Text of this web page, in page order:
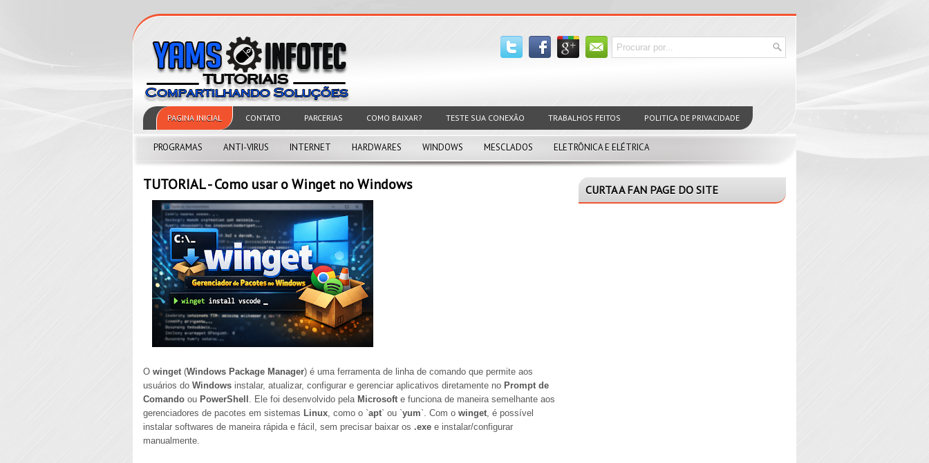
PAGINA INICIAL CONTATO PARCERIAS COMO BAIXAR? TESTE SUA CONEXÃO TRABALHOS FEITOS POLITICA DE PRIVACIDADE
PROGRAMAS ANTI-VIRUS INTERNET HARDWARES WINDOWS MESCLADOS ELETRÔNICA E ELÉTRICA
TUTORIAL - Como usar o Winget no Windows
O winget (Windows Package Manager) é uma ferramenta de linha de comando que permite aos
usuários do Windows instalar, atualizar, configurar e gerenciar aplicativos diretamente no Prompt de
Comando ou PowerShell . Ele foi desenvolvido pela Microsoft e funciona de maneira semelhante aos
gerenciadores de pacotes em sistemas Linux, como o `apt` ou `yum`. Com o winget, é possível
instalar softwares de maneira rápida e fácil, sem precisar baixar os .exe e instalar/configurar
manualmente.
CURTA A FAN PAGE DO SITE